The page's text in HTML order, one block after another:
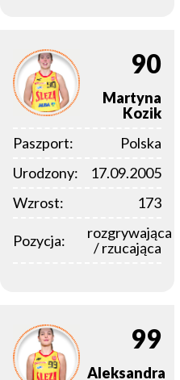
90
Martyna
Kozik
Paszport:
Polska
Urodzony:
17.09.2005
Wzrost:
173
Pozycja:
rozgrywająca
/ rzucająca
99
Aleksandra